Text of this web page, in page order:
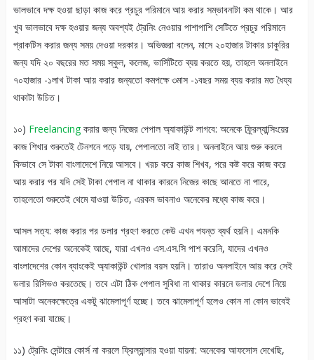
ভালভাবে দক্ষ হওয়া ছাড়া কাজ করে প্রচুর পরিমানে আয় করার সম্ভাবনাটা কম থাকে। আর
খুব ভালভাবে দক্ষ হওয়ার জন্য অবশ্যই ট্রেনিং নেওয়ার পাশাপাশি সেটিতে প্রচুর পরিমানে
প্রাকটিস করার জন্য সময় দেওয়া দরকার। অভিজ্ঞরা বলেন, মাসে ২০হাজার টাকার চাকুরির
জন্য যদি ২০ বছরের মত সময় স্কুল, কলেজ, ভার্সিটিতে ব্যয় করতে হয়, তাহলে অনলাইনে
৭০হাজার -১লাখ টাকা আয় করার জন্যতো কমপক্ষে ৩মাস -১বছর সময় ব্যয় করার মত ধৈয্য
থাকাটা উচিত।
১০) Freelancingকরার জন্য নিজের পেপাল অ্যাকাউন্ট লাগবে: অনেকে ফ্র্রিল্যান্সিংয়ের
কাজ শিখার শুরুতেই টেনশনে পড়ে যায়, পেপালতো নাই তার। অনলাইনে আয় শুরু করলে
কিভাবে সে টাকা বাংলাদেশে নিয়ে আসবে। খরচ করে কাজ শিখব, পরে কষ্ট করে কাজ করে
আয় করার পর যদি সেই টাকা পেপাল না থাকার কারনে নিজের কাছে আনতে না পারে,
তাহলেতো শুরুতেই থেমে যাওয়া উচিত, এরকম ভাবনাও অনেকের মধ্যে কাজ করে।
আসল সত্য: কাজ করার পর ডলার গ্রহণ করতে কেউ এখন পযন্ত ব্যর্থ হয়নি। এমনকি
আমাদের দেশের অনেকেই আছে, যারা এখনও এস.এস.সি পাশ করেনি, যাদের এখনও
বাংলাদেশের কোন ব্যাংকেই অ্যাকাউন্ট খোলার বয়স হয়নি। তারাও অনলাইনে আয় করে সেই
ডলার রিসিভও করতেছে। তবে এটা ঠিক পেপাল সুবিধা না থাকার কারনে ডলার দেশে নিয়ে
আসাটা অনেকক্ষেত্রে একটু ঝামেলাপূর্ণ হচ্ছে। তবে ঝামেলাপূর্ণ হলেও কোন না কোন ভাবেই
গ্রহণ করা যাচ্ছে।
১১) ট্রেনিং সেন্টারে কোর্স না করলে ফ্রিল্যান্সার হওয়া যায়না: অনেকের আফসোস দেখেছি,